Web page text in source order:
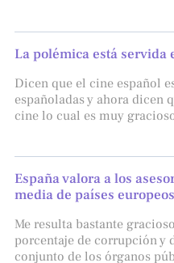
La polémica está servida
Dicen que el cine español
españoladas y ahora dicen
cine lo cual es muy
España valora a los
media de países europeos
Me resulta bastante
porcentaje de corrupción y
conjunto de los órganos